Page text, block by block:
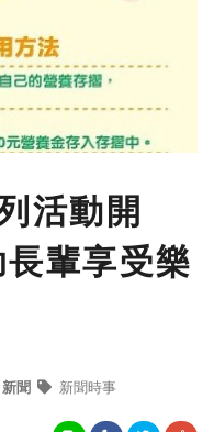
活動開
輩享受樂
新聞 新聞時事